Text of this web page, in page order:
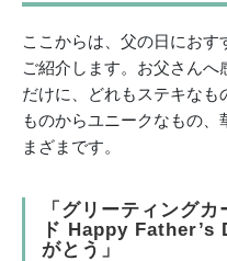
ここからは、父の日にお
ご紹介します。お父さん
だけに、どれもステキな
ものからユニークなもの
まざまです。
「グリーティングカ
ド Happy Father’s
がとう」